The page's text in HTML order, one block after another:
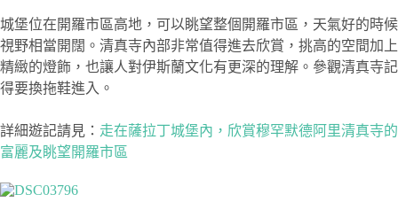
城堡位在開羅市區高地，可以眺望整個開羅市區，天氣好的時候
視野相當開闊。清真寺內部非常值得進去欣賞，挑高的空間加上
精緻的燈飾，也讓人對伊斯蘭文化有更深的理解。參觀清真寺記
得要換拖鞋進入。
詳細遊記請見： 走在薩拉丁城堡內，欣賞穆罕默德阿里清真寺的
富麗及眺望開羅市區